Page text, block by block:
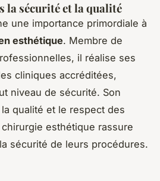
la sécurité et la qualité
une importance primordiale à
esthétique. Membre de
il réalise ses
cliniques accréditées,
niveau de sécurité. Son
qualité et le respect des
esthétique rassure
sécurité de leurs procédures.